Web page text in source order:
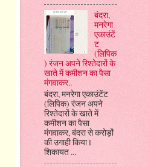
बंदरा,
मनरेगा
एकाउंटें
ट
(लिपिक
) रंजन अपने रिश्तेदारों के
खाते में कमीशन का पैसा
मंगवाकर..
बंदरा, मनरेगा एकाउंटेंट
(लिपिक) रंजन अपने
रिश्तेदारों के खाते में
कमीशन का पैसा
मंगवाकर, बंदरा से करोड़ों
की उगाही किया l
शिकायत ...